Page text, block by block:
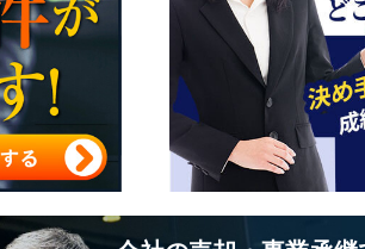
済のスケジュール
れる理由